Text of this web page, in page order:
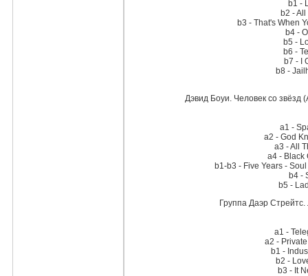
b1 -
b2 -
b3 - That's When
b4 -
b5 -
b6 -
b7 - I
b8 -
Дэвид Боуи. Человек со
a1 -
a2 - God
a3 - All
a4 - Black
b1-b3 - Five Years -
b4 -
b5 -
Группа Даэр
a1 -
a2 -
b1 -
b2 -
b3 - It